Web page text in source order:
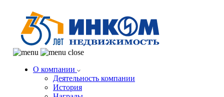
О компании
Деятельность компании
История